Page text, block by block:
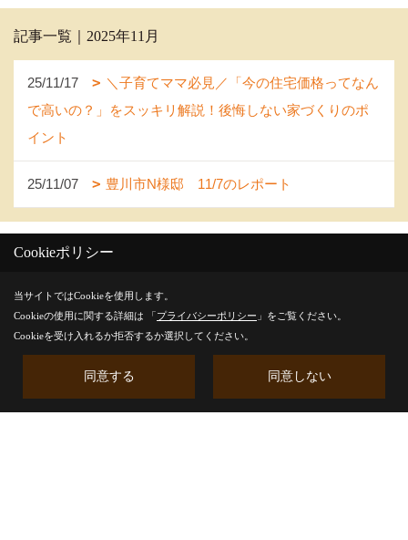
記事一覧｜2025年11月
25/11/17
＼子育てママ必見／「今の住宅価格ってなん
で高いの？」をスッキリ解説！後悔しない家づくりのポ
イント
25/11/07 豊川市N様邸 11/7のレポート
Cookieポリシー
当サイトではCookieを使用します。
Cookieの使用に関する詳細は 「プライバシーポリシー 」をご覧ください。
Cookieを受け入れるか拒否するか選択してください。
同意する 同意しない